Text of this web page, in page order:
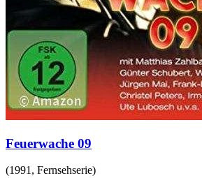
Feuerwache 09
(1991 , Fernsehserie)